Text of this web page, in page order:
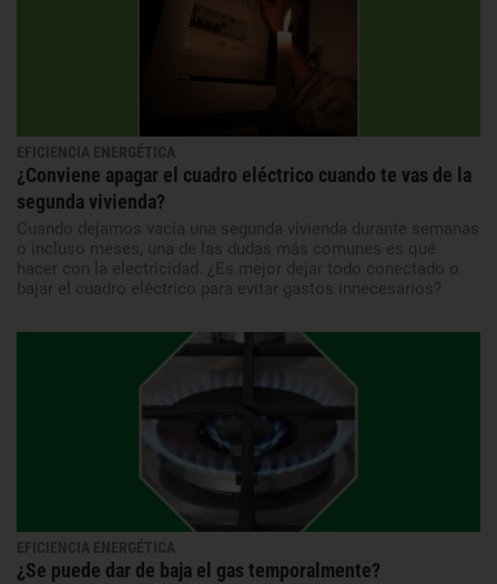
EFICIENCIA ENERGÉTICA
¿Conviene apagar el cuadro eléctrico cuando te vas de la
segunda vivienda?
Cuando dejamos vacía una segunda vivienda durante semanas
o incluso meses, una de las dudas más comunes es qué
hacer con la electricidad. ¿Es mejor dejar todo conectado o
bajar el cuadro eléctrico para evitar gastos innecesarios?
EFICIENCIA ENERGÉTICA
¿Se puede dar de baja el gas temporalmente?